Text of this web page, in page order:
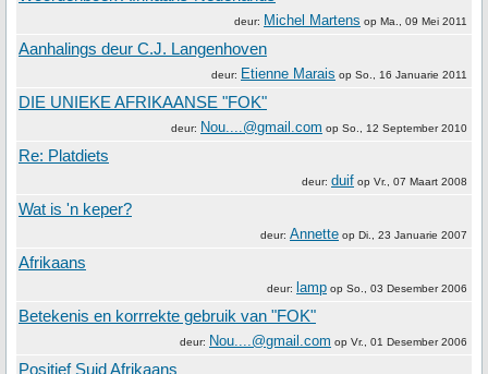
deur: Michel Martens op Ma., 09 Mei 2011
Aanhalings deur C.J. Langenhoven
deur: Etienne Marais op So., 16 Januarie 2011
DIE UNIEKE AFRIKAANSE "FOK"
deur: Nou....@gmail.com op So., 12 September 2010
Re: Platdiets
deur: duif op Vr., 07 Maart 2008
Wat is 'n keper?
deur: Annette op Di., 23 Januarie 2007
Afrikaans
deur: lamp op So., 03 Desember 2006
Betekenis en korrrekte gebruik van "FOK"
deur: Nou....@gmail.com op Vr., 01 Desember 2006
Positief Suid Afrikaans